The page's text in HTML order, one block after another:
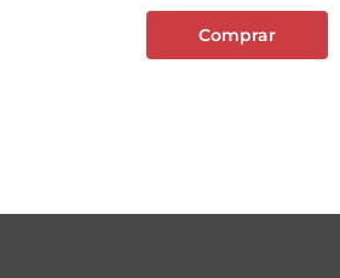
Comprar